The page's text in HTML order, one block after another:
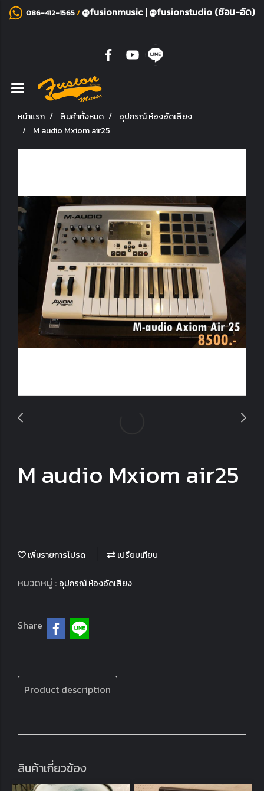
086-412-1565/ @fusionmusic|@fusionstudio (ซ้อม-อัด)
หน้าแรก สินค้าทั้งหมด
อุปกรณ์ ห้องอัดเสียง
M audio Mxiom air25
M audio Mxiom air25
เพิ่มรายการโปรด เปรียบเทียบ
หมวดหมู่ : อุปกรณ์ ห้องอัดเสียง
Share
Product description
สินค้าเกี่ยวข้อง